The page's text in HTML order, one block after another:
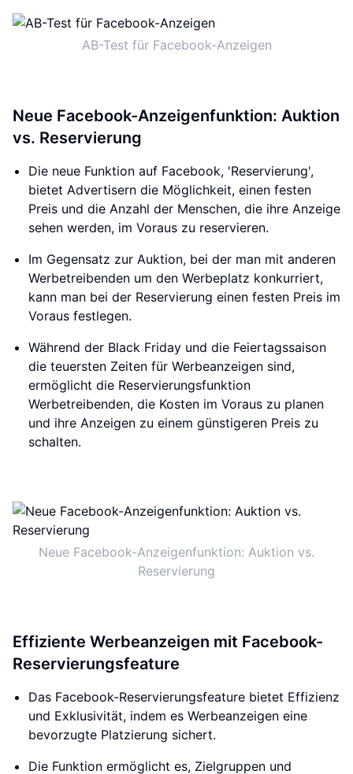
AB-Test für Facebook-Anzeigen
Neue Facebook-Anzeigenfunktion: Auktion
vs. Reservierung
Die neue Funktion auf Facebook, 'Reservierung',
bietet Advertisern die Möglichkeit, einen festen
Preis und die Anzahl der Menschen, die ihre Anzeige
sehen werden, im Voraus zu reservieren.
Im Gegensatz zur Auktion, bei der man mit anderen
Werbetreibenden um den Werbeplatz konkurriert,
kann man bei der Reservierung einen festen Preis im
Voraus festlegen.
Während der Black Friday und die Feiertagssaison
die teuersten Zeiten für Werbeanzeigen sind,
ermöglicht die Reservierungsfunktion
Werbetreibenden, die Kosten im Voraus zu planen
und ihre Anzeigen zu einem günstigeren Preis zu
schalten.
Neue Facebook-Anzeigenfunktion: Auktion vs.
Reservierung
Effiziente Werbeanzeigen mit Facebook-
Reservierungsfeature
Das Facebook-Reservierungsfeature bietet Effizienz
und Exklusivität, indem es Werbeanzeigen eine
bevorzugte Platzierung sichert.
Die Funktion ermöglicht es, Zielgruppen und